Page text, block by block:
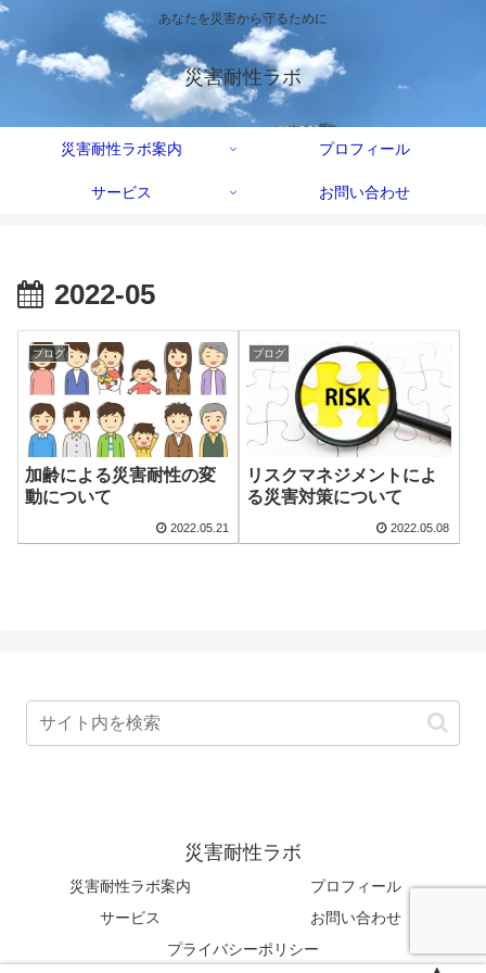
あなたを災害から守るために
災害耐性ラボ
災害耐性ラボ案内 プロフィール
サービス お問い合わせ
2022-05
ブログ
加齢による災害耐性の変
動について
2022.05.21
ブログ
リスクマネジメントによ
る災害対策について
2022.05.08
災害耐性ラボ
災害耐性ラボ案内
プロフィール
サービス
お問い合わせ
プライバシーポリシー